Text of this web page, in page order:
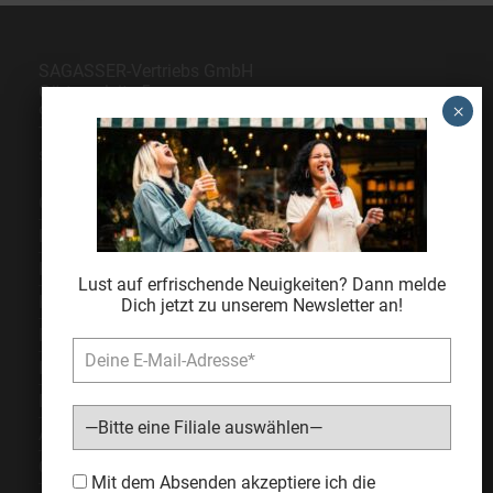
Lust auf erfrischende Neuigkeiten? Dann melde
Dich jetzt zu unserem Newsletter an!
Bitte lasse dieses Feld leer.
Mit dem Absenden akzeptiere ich die
Gärtnersleite 5
Telefon09561 6490-0
servus@sagasser.de
Gastro / Großhandel
Bonuscard
Expansion
Impressum
Datenschutz